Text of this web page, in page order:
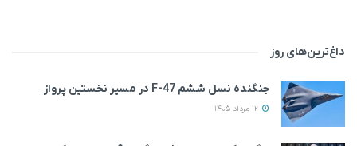
داغ‌ترین‌های روز
جنگنده نسل ششم F-47 در مسیر نخستین پرواز